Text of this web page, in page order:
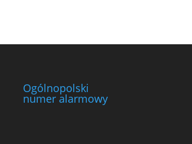
Ogólnopolski
numer alarmowy